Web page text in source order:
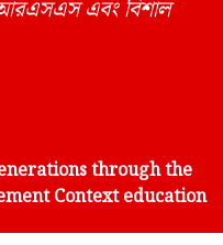
এবং বিশাল
through the
Context education